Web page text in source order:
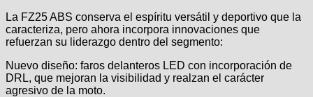
La FZ25 ABS conserva el espíritu versátil y deportivo que la
caracteriza, pero ahora incorpora innovaciones que
refuerzan su liderazgo dentro del segmento:
Nuevo diseño: faros delanteros LED con incorporación de
DRL, que mejoran la visibilidad y realzan el carácter
agresivo de la moto.